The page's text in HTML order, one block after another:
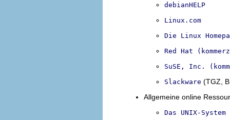
debianHELP
Linux.com
Die Linux
Red Hat
SuSE, Inc.
Slackware (TGZ,
Allgemeine online
Das UNIX-